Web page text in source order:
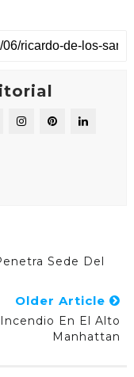
Sede Del
Older Article
En El Alto
Manhattan